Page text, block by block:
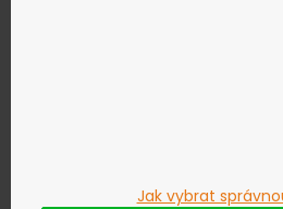
Jak vybrat